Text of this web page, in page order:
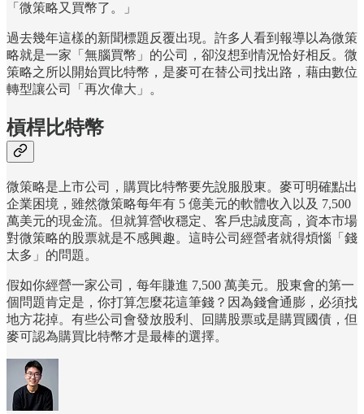
「微策略又買幣了。」
過去幾年這樣的新聞標題反覆出現。許多人看到報導以為微策
略就是一家「無腦買幣」的公司，卻沒想到情況恰好相反。微
策略之所以開始買比特幣，是麥可在替公司找出路，藉由數位
轉型讓公司「再次偉大」。
槓桿比特幣
微策略是上市公司，購買比特幣要先說服股東。麥可明確點出
企業困境，雖然微策略每年有 5 億美元的軟體收入以及 7,500
萬美元的現金流。但就算營收穩定、客戶忠誠度高，資本市場
對微策略的股票就是不感興趣。這時公司經營者就得煩惱「錢
太多」的問題。
假如你經營一家公司，每年賺進 7,500 萬美元。股東會的第一
個問題肯定是，你打算怎麼花這筆錢？因為錢會通膨，必須找
地方花掉。有些公司會發放股利、回購股票或是購買國債，但
麥可認為購買比特幣才是最棒的選擇。